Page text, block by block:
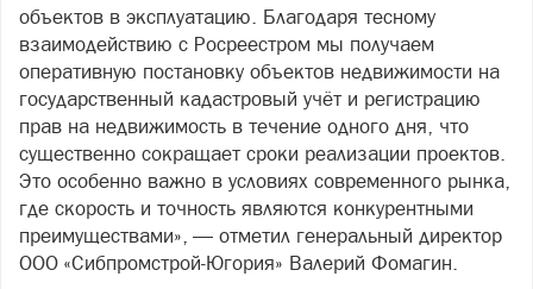
объектов в эксплуатацию. Благодаря тесному
взаимодействию с Росреестром мы получаем
оперативную постановку объектов недвижимости на
государственный кадастровый учёт и регистрацию
прав на недвижимость в течение одного дня, что
существенно сокращает сроки реализации проектов.
Это особенно важно в условиях современного рынка,
где скорость и точность являются конкурентными
преимуществами», — отметил генеральный директор
ООО «Сибпромстрой‑Югория» Валерий Фомагин.